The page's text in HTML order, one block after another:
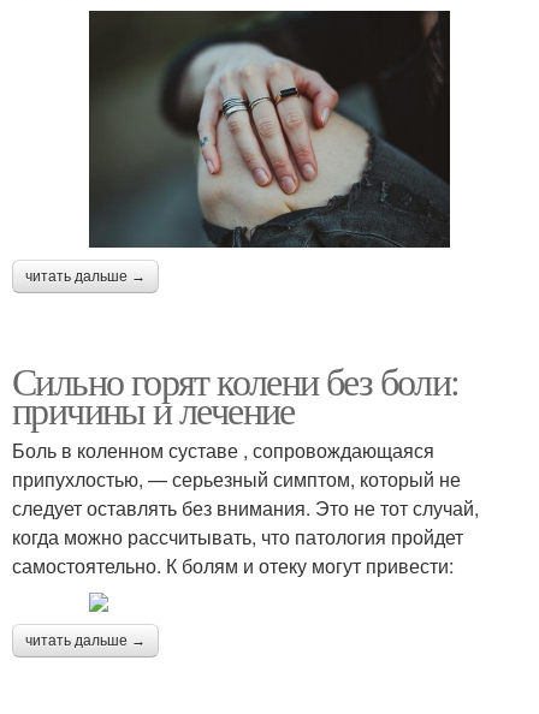
читать дальше →
Сильно горят колени без боли:
причины и лечение
Боль в коленном суставе , сопровождающаяся
припухлостью, — серьезный симптом, который не
следует оставлять без внимания. Это не тот случай,
когда можно рассчитывать, что патология пройдет
самостоятельно. К болям и отеку могут привести:
читать дальше →